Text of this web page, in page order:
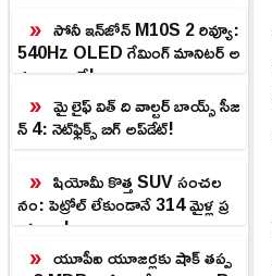
సోనీ ఇన్‌జోన్ M10S 2 రివ్యూ:
540Hz OLED గేమింగ్ మానిటర్ అ
ద్భుతాలు ఇవే!
మై లైఫ్ విత్ ది వాల్టర్ బాయ్స్ సీజ
న్ 4: నెట్‌ఫ్లిక్స్ బిగ్ అప్‌డేట్!
షియోమీ కొత్త SUV సంచల
నం: పెట్రోల్ లేకుండానే 314 మైళ్ల ప్ర
యాణం!
యూపీఐ యూజర్లకు షాక్ తప్ప